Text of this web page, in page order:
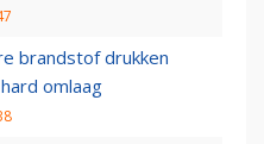
brandstof drukken
omlaag